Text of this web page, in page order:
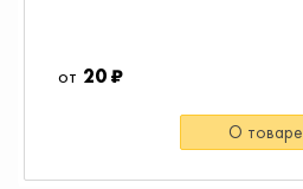
20 ₽
О товаре